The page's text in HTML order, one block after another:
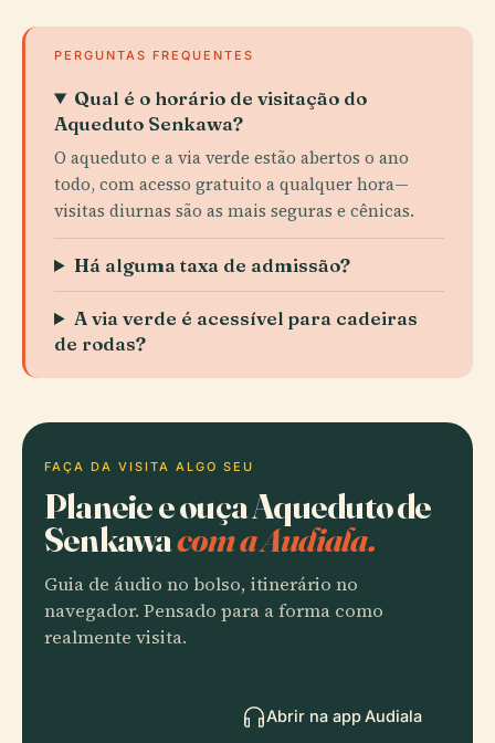
PERGUNTAS FREQUENTES
Qual é o horário de visitação do
Aqueduto Senkawa?
O aqueduto e a via verde estão abertos o ano
todo, com acesso gratuito a qualquer hora—
visitas diurnas são as mais seguras e cênicas.
Há alguma taxa de admissão?
A via verde é acessível para cadeiras
de rodas?
FAÇA DA VISITA ALGO SEU
Planeie e ouça Aqueduto de
Senkawacom a Audiala.
Guia de áudio no bolso, itinerário no
navegador. Pensado para a forma como
realmente visita.
Abrir na app Audiala